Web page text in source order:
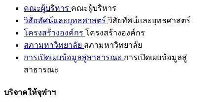
คณะผู้บริหาร คณะผู้บริหาร
วิสัยทัศน์และยุทธศาสตร์ วิสัยทัศน์และยุทธศาสตร์
โครงสร้างองค์กร โครงสร้างองค์กร
สภามหาวิทยาลัย สภามหาวิทยาลัย
การเปิดเผยข้อมูลสู่สาธารณะ การเปิดเผยข้อมูลสู่
สาธารณะ
บริจาคให้จุฬาฯ